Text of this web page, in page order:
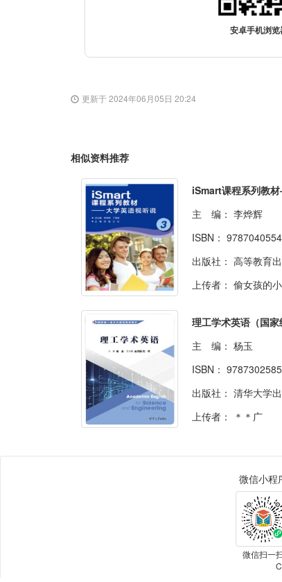
安卓手机浏
更新于 2024年06月05日 20:24
相似资料推荐
主 编： 李烨辉
ISBN：
出版社： 高等教育
上传者： 偷女孩的
主 编： 杨玉
ISBN：
出版社： 清华大学
上传者：
＊＊广
微信小程
微信扫一